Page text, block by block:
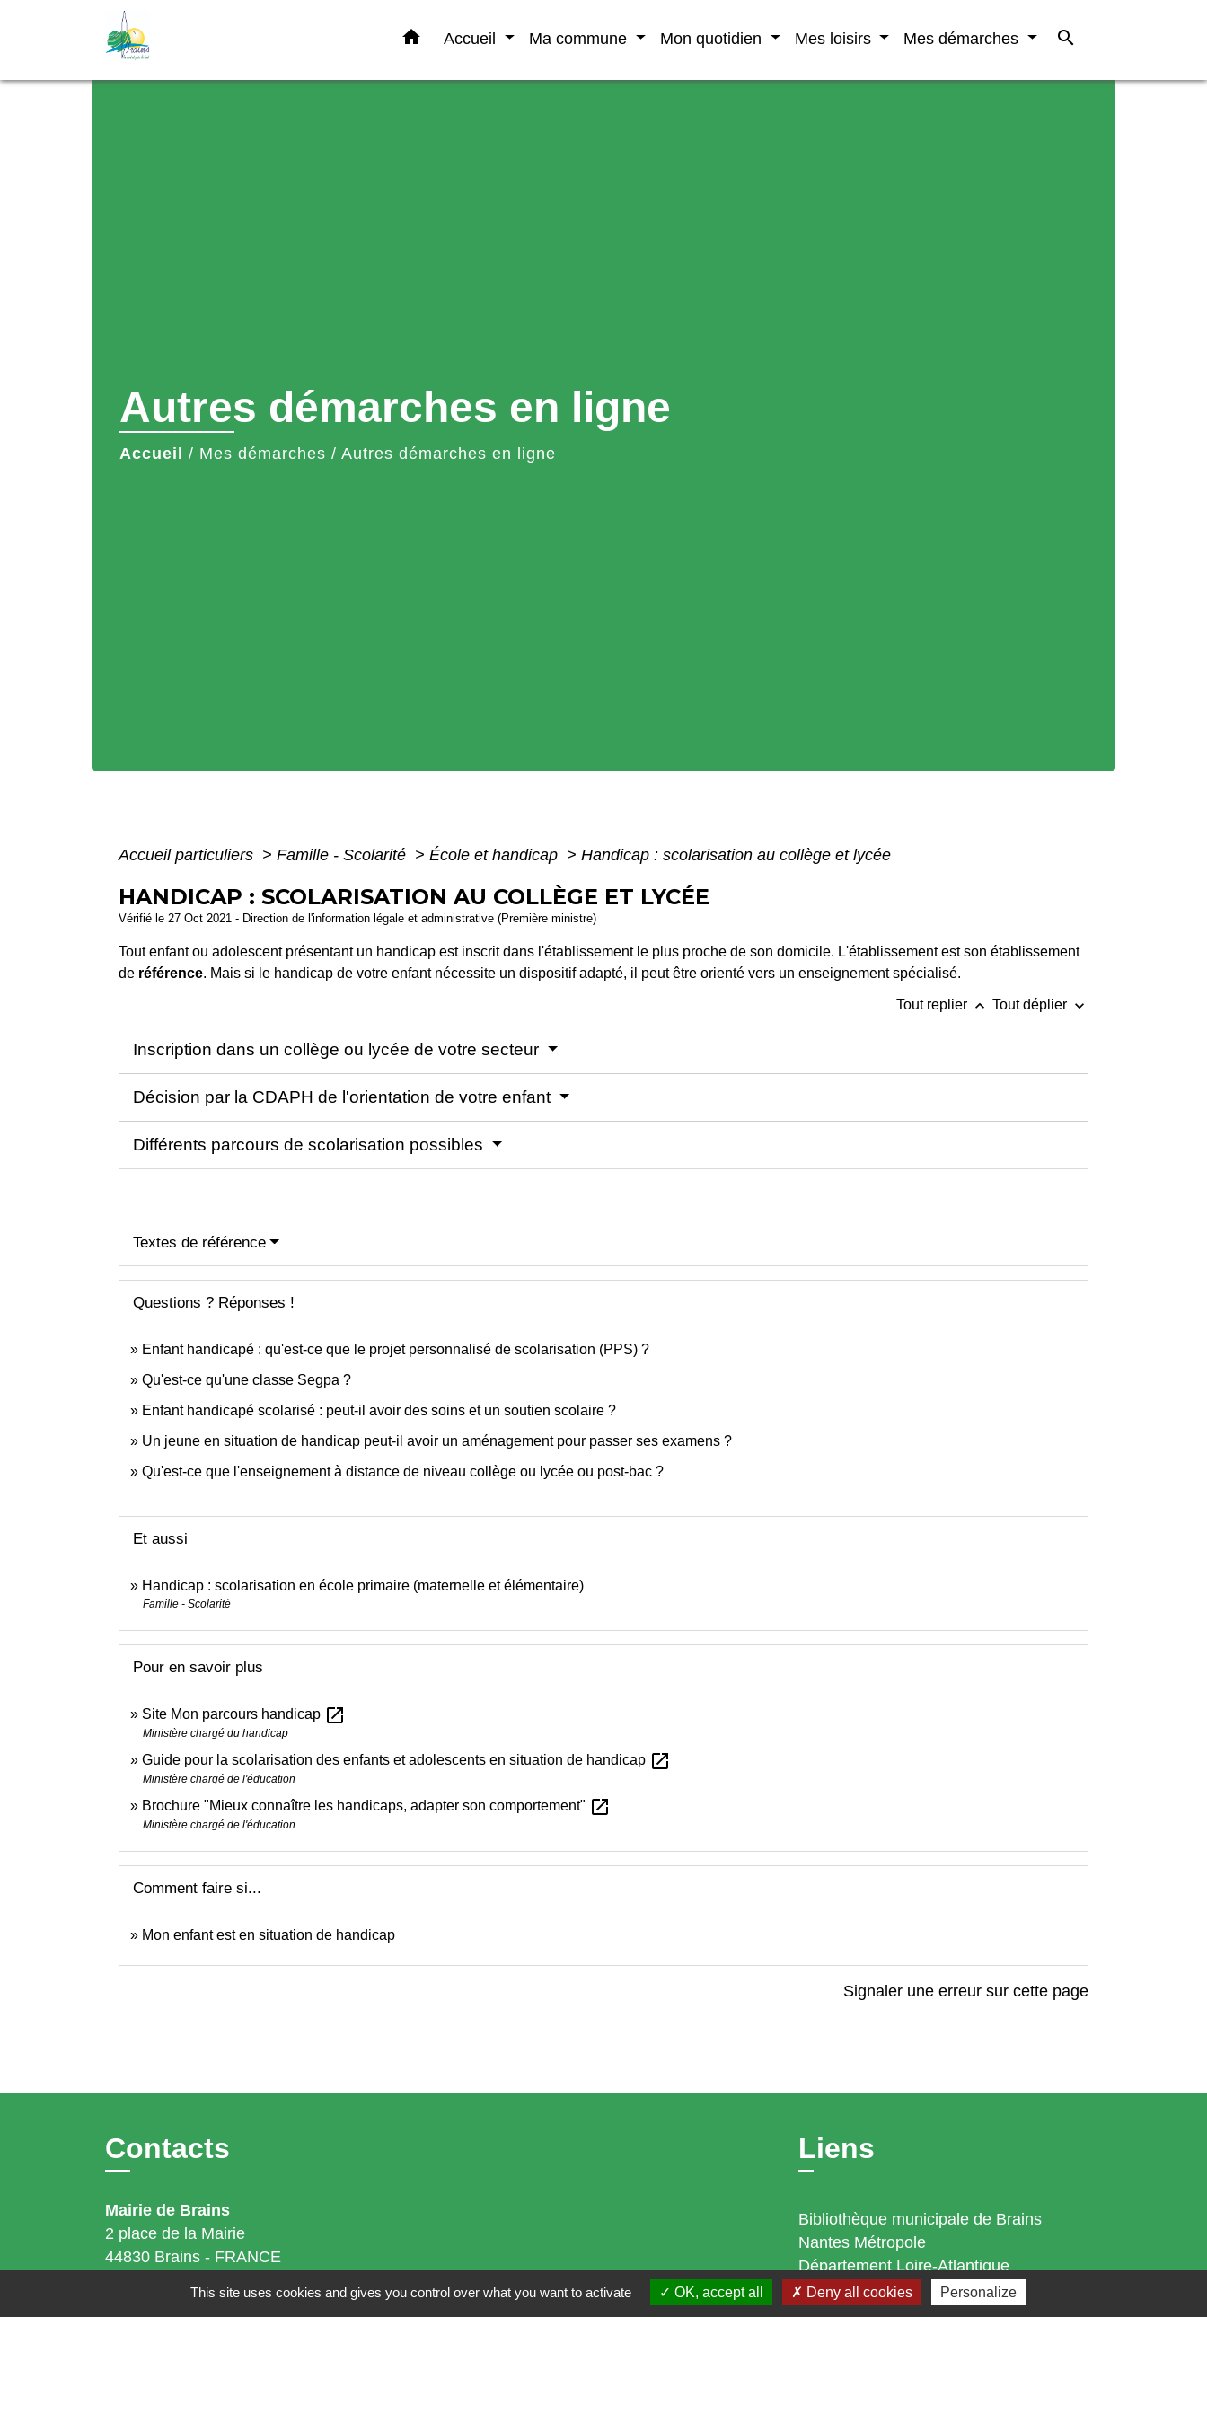
home Accueil Ma commune Mon quotidien Mes loisirs Mes démarches search
Autres démarches en ligne
Accueil / Mes démarches / Autres démarches en ligne
Accueil particuliers > Famille - Scolarité > École et handicap > Handicap : scolarisation au collège et lycée
HANDICAP : SCOLARISATION AU COLLÈGE ET LYCÉE
Vérifié le 27 Oct 2021 - Direction de l'information légale et administrative (Première ministre)
Tout enfant ou adolescent présentant un handicap est inscrit dans l'établissement le plus proche de son domicile. L'établissement est son établissement
de référence. Mais si le handicap de votre enfant nécessite un dispositif adapté, il peut être orienté vers un enseignement spécialisé.
Tout replier keyboard_arrow_up Tout déplier keyboard_arrow_down
Inscription dans un collège ou lycée de votre secteur
Décision par la CDAPH de l'orientation de votre enfant
Différents parcours de scolarisation possibles
Textes de référence
Questions ? Réponses !
Enfant handicapé : qu'est-ce que le projet personnalisé de scolarisation (PPS) ?
Qu'est-ce qu'une classe Segpa ?
Enfant handicapé scolarisé : peut-il avoir des soins et un soutien scolaire ?
Un jeune en situation de handicap peut-il avoir un aménagement pour passer ses examens ?
Qu'est-ce que l'enseignement à distance de niveau collège ou lycée ou post-bac ?
Et aussi
Handicap : scolarisation en école primaire (maternelle et élémentaire)
Famille - Scolarité
Pour en savoir plus
Site Mon parcours handicap open_in_new
Ministère chargé du handicap
Guide pour la scolarisation des enfants et adolescents en situation de handicap open_in_new
Ministère chargé de l'éducation
Brochure "Mieux connaître les handicaps, adapter son comportement" open_in_new
Ministère chargé de l'éducation
Comment faire si...
Mon enfant est en situation de handicap
Signaler une erreur sur cette page
Contacts
Mairie de Brains
2 place de la Mairie
44830 Brains - FRANCE
Contact par formulaire
Liens
Bibliothèque municipale de Brains
Nantes Métropole
Département Loire-Atlantique
Région Pays de la Loire
This site uses cookies and gives you control over what you want to activate OK, accept all Deny all cookies Personalize